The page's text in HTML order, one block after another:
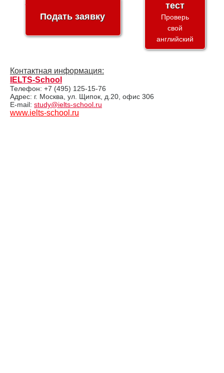
Подать заявку
тест
Проверь
свой
английский
Контактная информация:
IELTS-School
Телефон: +7 (495) 125-15-76
Адрес: г. Москва, ул. Щипок, д.20, офис 306
E-mail: study@ielts-school.ru
www.ielts-school.ru